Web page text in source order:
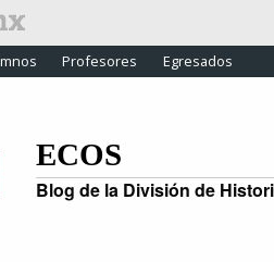
Profesores Egresados
ECOS
Blog de la División de